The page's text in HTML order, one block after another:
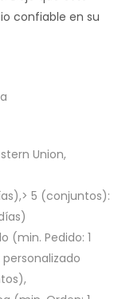
confiable en su
Union,
5 (conjuntos):
(min. Pedido: 1